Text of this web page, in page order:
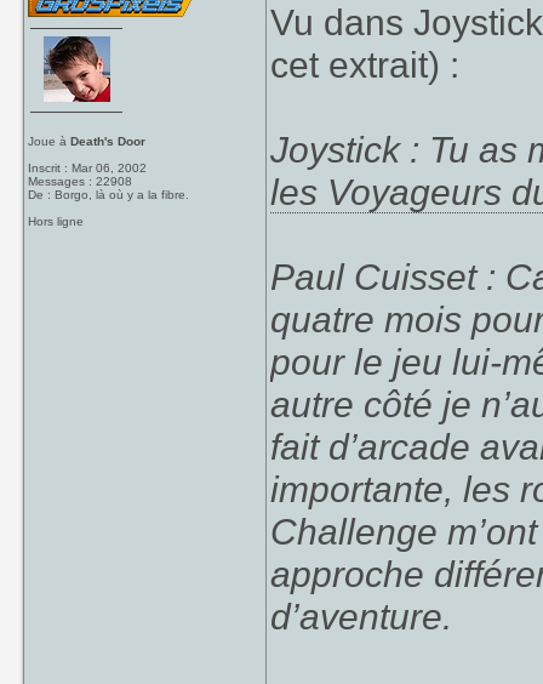
Joue àDeath's Door
Inscrit : Mar 06, 2002
Messages : 22908
De : Borgo, là où y a la fibre.
Hors ligne
Vu dans
cet extrait) :
Joystick : Tu as
les Voyageurs
Paul Cuisset :
quatre mois
pour le jeu lui-
autre côté je
fait d’arcade
importante, les
Challenge
approche
d’aventure.